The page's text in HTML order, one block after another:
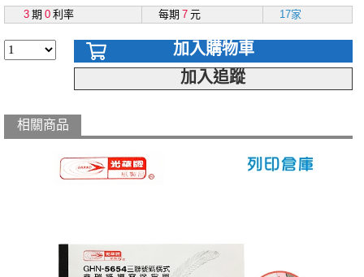
3 期 0 利率 每期 7 元 17家
加入購物車
加入追蹤
相關商品